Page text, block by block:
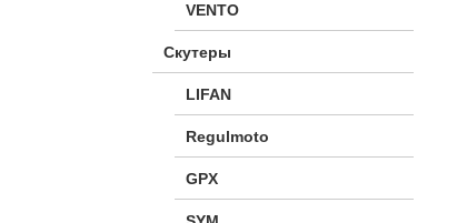
VENTO
Скутеры
LIFAN
Regulmoto
GPX